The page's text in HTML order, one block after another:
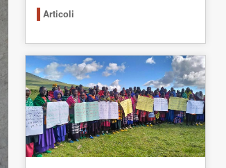
Articoli